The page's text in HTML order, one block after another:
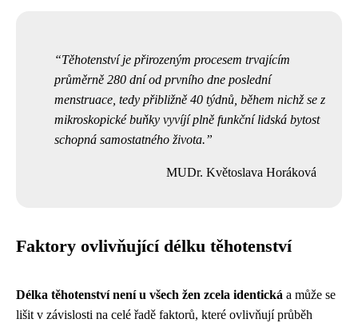
Těhotenství je přirozeným procesem trvajícím
průměrně 280 dní od prvního dne poslední
menstruace, tedy přibližně 40 týdnů, během nichž se z
mikroskopické buňky vyvíjí plně funkční lidská bytost
schopná samostatného života.
MUDr. Květoslava Horáková
Faktory ovlivňující délku těhotenství
Délka těhotenství není u všech žen zcela identická a může se
lišit v závislosti na celé řadě faktorů, které ovlivňují průběh